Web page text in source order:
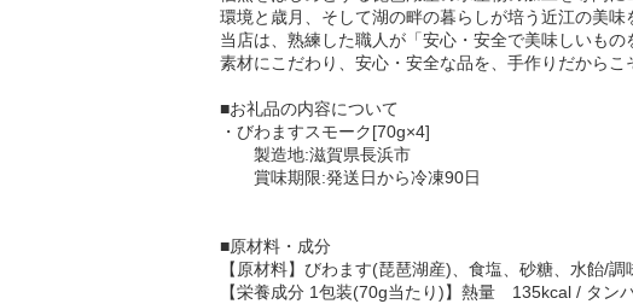
環境と歳月、そして湖の畔の暮らしが培う近江の美味
当店は、熟練した職人が「安心・安全で美味しいも
素材にこだわり、安心・安全な品を、手作りだから
■お礼品の内容について
・びわますスモーク[70g×4]
製造地:滋賀県長浜市
賞味期限:発送日から冷凍90日
■原材料・成分
【原材料】びわます(琵琶湖産)、食塩、砂糖、水飴/
【栄養成分 1包装(70g当たり)】熱量 135kcal /